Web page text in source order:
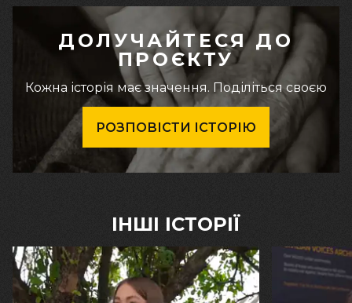
ДОЛУЧАЙТЕСЯ ДО
ПРОЄКТУ
Кожна історія має значення. Поділіться своєю
РОЗПОВІСТИ ІСТОРІЮ
ІНШІ ІСТОРІЇ